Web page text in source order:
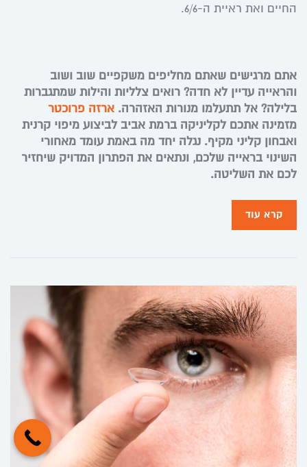
החיים ואת ראיית ה-6/6.
אתם מרגישים שאתם מחליפים משקפיים שוב ושוב
והראייה עדיין לא חדה? רואים צלליות והילות שמתגברות
בלילה? אל תתעלמו מנורות האזהרה. ארזה פרוכטר
מזמינה אתכם לקליניקה ברמת אביב לביצוע מיפוי קרנית
ואבחון קליני מקיף. נגלה יחד מה באמת עומד מאחורי
השינוי בראייה שלכם, ונתאים את הפתרון המדויק שיחזיר
לכם את השליטה.
קרא עוד